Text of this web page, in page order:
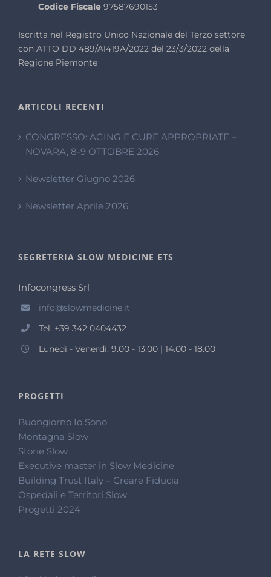
Codice Fiscale97587690153
Iscritta nel Registro Unico Nazionale del Terzo settore
con ATTO DD 489/A1419A/2022 del 23/3/2022 della
Regione Piemonte
ARTICOLI RECENTI
CONGRESSO: AGING E CURE APPROPRIATE –
NOVARA, 8-9 OTTOBRE 2026
Newsletter Giugno 2026
Newsletter Aprile 2026
SEGRETERIA SLOW MEDICINE ETS
Infocongress Srl
info@slowmedicine.it
Tel. +39 342 0404432
Lunedì - Venerdì: 9.00 - 13.00 | 14.00 - 18.00
PROGETTI
Buongiorno Io Sono
Montagna Slow
Storie Slow
Executive master in Slow Medicine
Building Trust Italy – Creare Fiducia
Ospedali e Territori Slow
Progetti 2024
LA RETE SLOW